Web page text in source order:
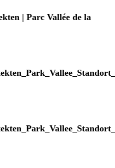
| Parc Vallée de la